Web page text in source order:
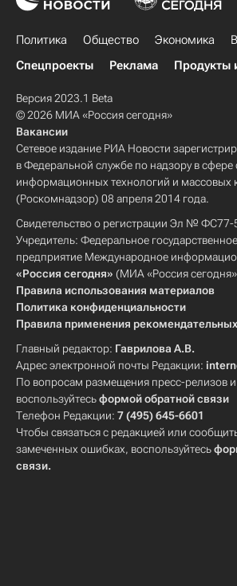
Политика Общество Экономика
Спецпроекты
Реклама Продукты
Версия 2023.1 Beta
© 2026 МИА «Россия сегодня»
Вакансии
Сетевое издание РИА Новости
в Федеральной службе по надзору в сфере
информационных технологий и массовых
(Роскомнадзор) 08 апреля 2014 года.
Свидетельство о регистрации Эл № ФС77-
Учредитель: Федеральное
предприятие Международное
«Россия сегодня» (МИА «Россия
Правила использования материалов
Политика конфиденциальности
Правила применения
Главный редактор: Гаврилова А.В.
Адрес электронной почты Редакции:
По вопросам размещения пресс-релизов
воспользуйтесьформой обратной связи
Телефон Редакции: 7 (495) 645-6601
Чтобы связаться с редакцией или
замеченных ошибках, воспользуйтесь
связи.